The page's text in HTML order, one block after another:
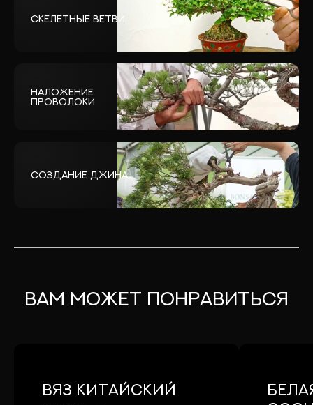
Скелетные ветви
Наложение
проволоки
Создание Джина
Вам может понравиться
Вяз китайский